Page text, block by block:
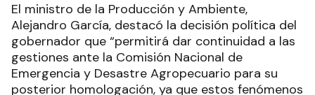
El ministro de la Producción y Ambiente,
Alejandro García, destacó la decisión política del
gobernador que “permitirá dar continuidad a las
gestiones ante la Comisión Nacional de
Emergencia y Desastre Agropecuario para su
posterior homologación, ya que estos fenómenos